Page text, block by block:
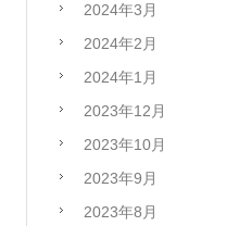
2024年3月
2024年2月
2024年1月
2023年12月
2023年10月
2023年9月
2023年8月